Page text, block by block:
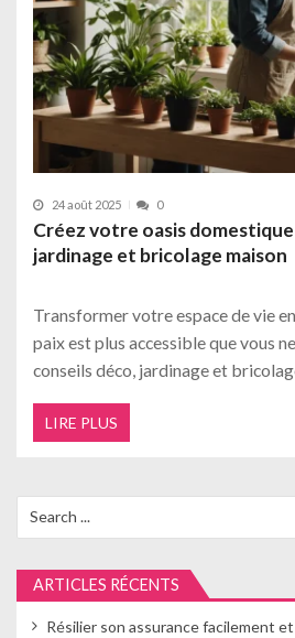
24 août 2025 0
Créez votre oasis
jardinage et bricolage maison
Transformer votre espace de vie
paix est plus accessible que vous
conseils déco, jardinage et
LIRE PLUS
for:
ARTICLES RÉCENTS
Résilier son assurance facilement